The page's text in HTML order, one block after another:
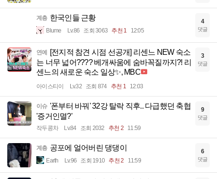
계층 한국인들 근황
Blume Lv.86 조회 3063 추천 1 12:05
4
댓글
연예
[전지적 참견 시점 선공개] 리센느 NEW 숙소
는 너무 넓어???? 베개싸움에 숨바꼭질까지?! 리
센느의 새로운 숙소 일상✨, MBC
아이스티이 Lv.32 조회 874 추천 1 12:03
3
댓글
이슈 '폰부터 바꿔' 32강 탈락 직후.. 다급했던 축협
'증거인멸?'
작두콩차 Lv.84 조회 2032 추천 2 11:59
9
댓글
계층 공포에 얼어버린 댕댕이
Earth Lv.96 조회 1910 추천 2 11:59
6
댓글